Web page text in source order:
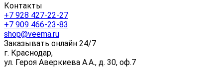
Контакты
+7 928 427-22-27
+7 909 466-23-83
shop@veema.ru
Заказывать онлайн 24/7
г. Краснодар,
ул. Героя Аверкиева А.А., д. 30, оф.7